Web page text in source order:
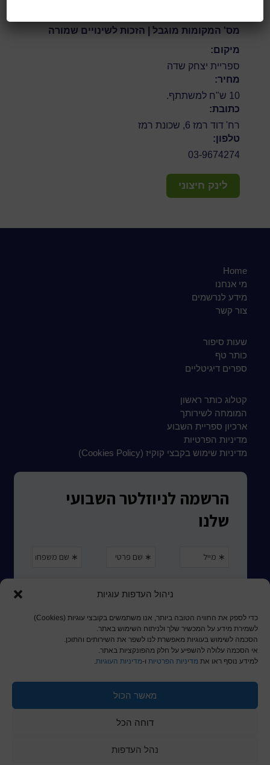
ניהול העדפות עוגיות
כדי לספק את החוויה הטובה ביותר, אנו משתמשים בקובצי עוגיות (Cookies)
לשמירת מידע על המכשיר שלך ולניתוח השימוש באתר.
הסכמה לשימוש בעוגיות מאפשרת לנו לשפר את השירותים והתוכן.
אי הסכמה עלולה להשפיע על חלק מהפונקציות באתר.
למידע נוסף ראו את מדיניות הפרטיות ו-מדיניות העוגיות.
מאשר הכול
דוחה הכל
נהל העדפות
מס' המקומות מוגבל | הזכות לשינויים שמורה
מיקום:
ספריית יצחק שדה
מחיר:
10 ש"ח למשתתף.
כתובת:
רח' דוד רמז 6, שכונת רמז
טלפון:
03-9674274
לינק חיצוני
Home
מי אנחנו
מידע לנרשמים
צור קשר
שעות סיפור
כותר טף
ספרים דיגיטליים
קטלוג כותר ראשון
המומחה לשירותך
ארכיון ספריית השבוע
מדיניות הפרטיות
מדיניות שימוש בקבצי קוקיז (Cookies Policy)
© כל הזכויות שמורות לכותר ראשון